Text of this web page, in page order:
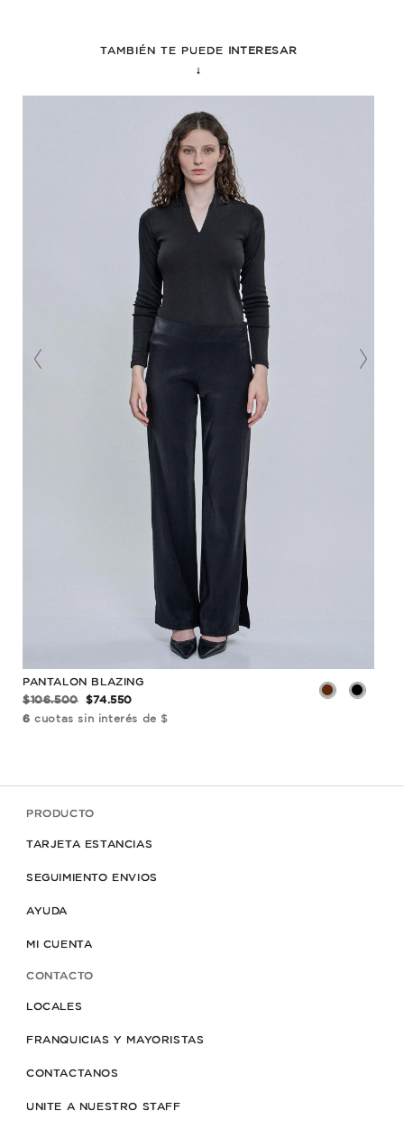
TAMBIÉN TE PUEDE
INTERESAR
↓
PANTALON BLAZING
$106.500
$74.550
6 cuotas sin interés de $
PRODUCTO
TARJETA ESTANCIAS
SEGUIMIENTO ENVIOS
AYUDA
MI CUENTA
CONTACTO
LOCALES
FRANQUICIAS Y MAYORISTAS
CONTACTANOS
UNITE A NUESTRO STAFF